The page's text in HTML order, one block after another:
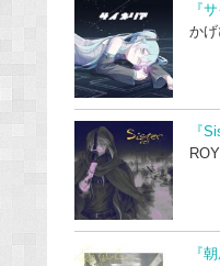
『
か
『
ROY
『